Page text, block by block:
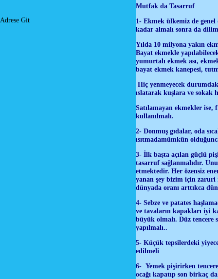
Adrese Git
Mutfak da Tasarruf
1- Ekmek ülkemiz de
kadar almalı sonra da
Yılda 10 milyona yakın
Bayat ekmekle
yumurtalı ekmek ası,
bayat ekmek kanepesi,
Hiç yenmeyecek
ıslatarak kuşlara ve sokak
Satılamayan ekmekler
kullanılmalı.
2- Donmuş gıdalar, oda
ısıtmadamümkün
3- İlk başta açılan güçlü
tasarruf sağlanmalıdır.
etmektedir. Her özensiz
yanan şey bizim için
dünyada oranı arttıkca
4- Sebze ve patates
ve tavaların kapakları iyi
büyük olmalı. Düz
yapılmalı..
5- Küçük tepsilerdeki
edilmeli
6- Yemek pişirirken
ocağı kapatıp son birkaç